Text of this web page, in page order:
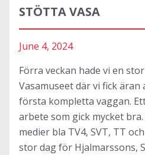
STÖTTA VASA
June 4, 2024
Förra veckan hade vi en
Vasamuseet där vi fick
första kompletta vaggan.
arbete som gick mycket
medier bla TV4, SVT, TT
stor dag för Hjalmarssons,